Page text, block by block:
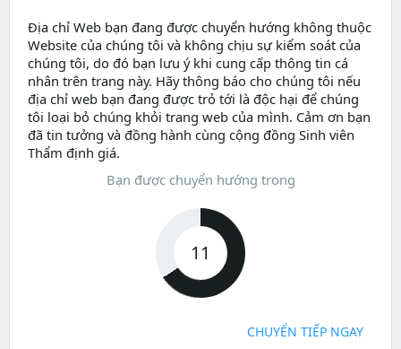
Địa chỉ Web bạn đang được chuyển hướng không thuộc
Website của chúng tôi và không chịu sự kiểm soát của
chúng tôi, do đó bạn lưu ý khi cung cấp thông tin cá
nhân trên trang này. Hãy thông báo cho chúng tôi nếu
địa chỉ web bạn đang được trỏ tới là độc hại để chúng
tôi loại bỏ chúng khỏi trang web của mình. Cảm ơn bạn
đã tin tưởng và đồng hành cùng cộng đồng Sinh viên
Thẩm định giá.
Bạn được chuyển hướng trong
11
CHUYỂN TIẾP NGAY